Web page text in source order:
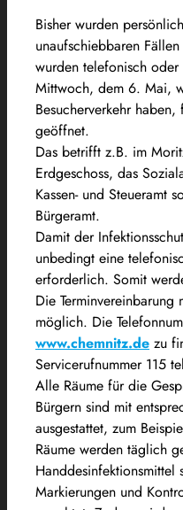
Bisher wurden
unaufschiebbaren
wurden telefonisch
Mittwoch, dem 6. Mai,
Besucherverkehr
geöffnet.
Das betrifft z.B. im
Erdgeschoss, das
Kassen- und Steueramt
Bürgeramt.
Damit der
unbedingt eine
erforderlich. Somit
Die
möglich. Die
www.chemnitz.de zu
Servicerufnummer 115
Alle Räume für die
Bürgern sind mit
ausgestattet, zum
Räume werden täglich
Markierungen und